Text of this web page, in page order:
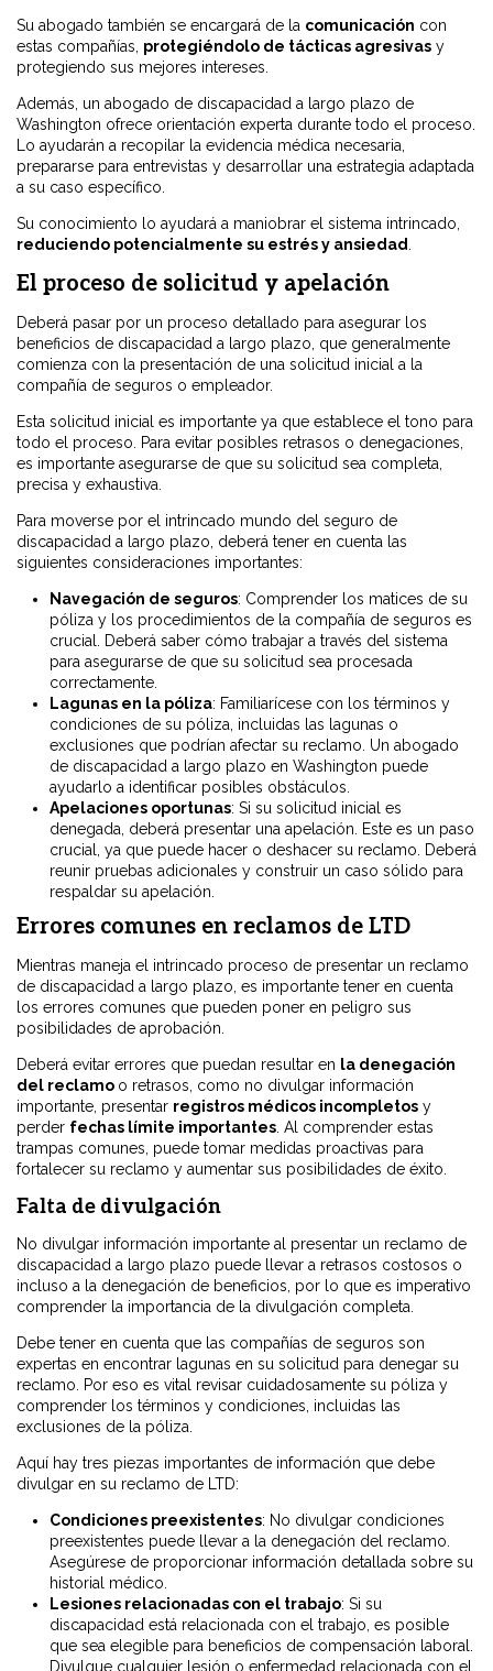
Su abogado también se encargará de la comunicación con
estas compañías, protegiéndolo de tácticas agresivas y
protegiendo sus mejores intereses.
Además, un abogado de discapacidad a largo plazo de
Washington ofrece orientación experta durante todo el proceso.
Lo ayudarán a recopilar la evidencia médica necesaria,
prepararse para entrevistas y desarrollar una estrategia adaptada
a su caso específico.
Su conocimiento lo ayudará a maniobrar el sistema intrincado,
reduciendo potencialmente su estrés y ansiedad
El proceso de solicitud y apelación
Deberá pasar por un proceso detallado para asegurar los
beneficios de discapacidad a largo plazo, que generalmente
comienza con la presentación de una solicitud inicial a la
compañía de seguros o empleador.
Esta solicitud inicial es importante ya que establece el tono para
todo el proceso. Para evitar posibles retrasos o denegaciones,
es importante asegurarse de que su solicitud sea completa,
precisa y exhaustiva.
Para moverse por el intrincado mundo del seguro de
discapacidad a largo plazo, deberá tener en cuenta las
siguientes consideraciones importantes:
Navegación de seguros: Comprender los matices de su
póliza y los procedimientos de la compañía de seguros es
crucial. Deberá saber cómo trabajar a través del sistema
para asegurarse de que su solicitud sea procesada
correctamente.
Lagunas en la póliza: Familiarícese con los términos y
condiciones de su póliza, incluidas las lagunas o
exclusiones que podrían afectar su reclamo. Un abogado
de discapacidad a largo plazo en Washington puede
ayudarlo a identificar posibles obstáculos.
Apelaciones oportunas: Si su solicitud inicial es
denegada, deberá presentar una apelación. Este es un paso
crucial, ya que puede hacer o deshacer su reclamo. Deberá
reunir pruebas adicionales y construir un caso sólido para
respaldar su apelación.
Errores comunes en reclamos de LTD
Mientras maneja el intrincado proceso de presentar un reclamo
de discapacidad a largo plazo, es importante tener en cuenta
los errores comunes que pueden poner en peligro sus
posibilidades de aprobación.
Deberá evitar errores que puedan resultar en la denegación
del reclamo o retrasos, como no divulgar información
importante, presentar registros médicos incompletos y
perder fechas límite importantes . Al comprender estas
trampas comunes, puede tomar medidas proactivas para
fortalecer su reclamo y aumentar sus posibilidades de éxito.
Falta de divulgación
No divulgar información importante al presentar un reclamo de
discapacidad a largo plazo puede llevar a retrasos costosos o
incluso a la denegación de beneficios, por lo que es imperativo
comprender la importancia de la divulgación completa.
Debe tener en cuenta que las compañías de seguros son
expertas en encontrar lagunas en su solicitud para denegar su
reclamo. Por eso es vital revisar cuidadosamente su póliza y
comprender los términos y condiciones, incluidas las
exclusiones de la póliza.
Aquí hay tres piezas importantes de información que debe
divulgar en su reclamo de LTD:
Condiciones preexistentes: No divulgar condiciones
preexistentes puede llevar a la denegación del reclamo.
Asegúrese de proporcionar información detallada sobre su
historial médico.
Lesiones relacionadas con el trabajo: Si su
discapacidad está relacionada con el trabajo, es posible
que sea elegible para beneficios de compensación laboral.
Divulgue cualquier lesión o enfermedad relacionada con el